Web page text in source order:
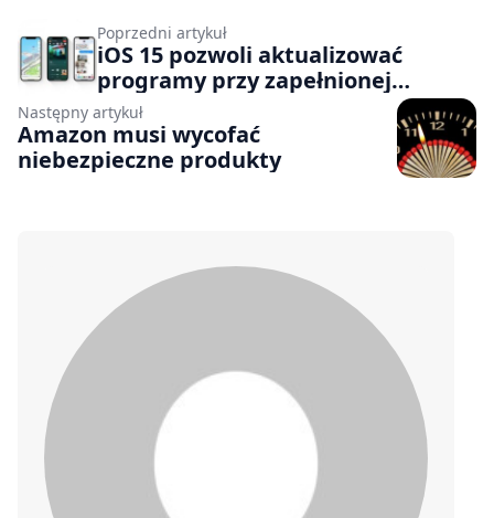
Poprzedni artykuł
iOS 15 pozwoli aktualizować
programy przy zapełnionej
pamięci
Następny artykuł
Amazon musi wycofać
niebezpieczne produkty